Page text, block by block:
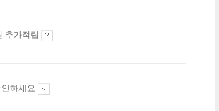
추가적립
하세요